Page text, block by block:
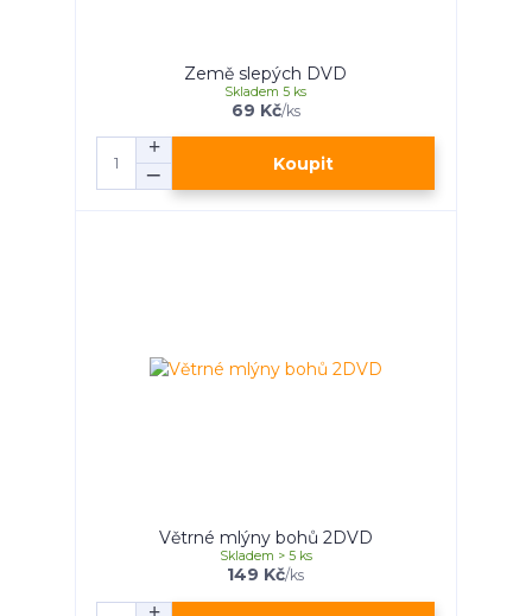
Země slepých DVD
69 Kč/ks
Skladem 5 ks
Koupit
Větrné mlýny bohů 2DVD
149 Kč/ks
Skladem > 5 ks